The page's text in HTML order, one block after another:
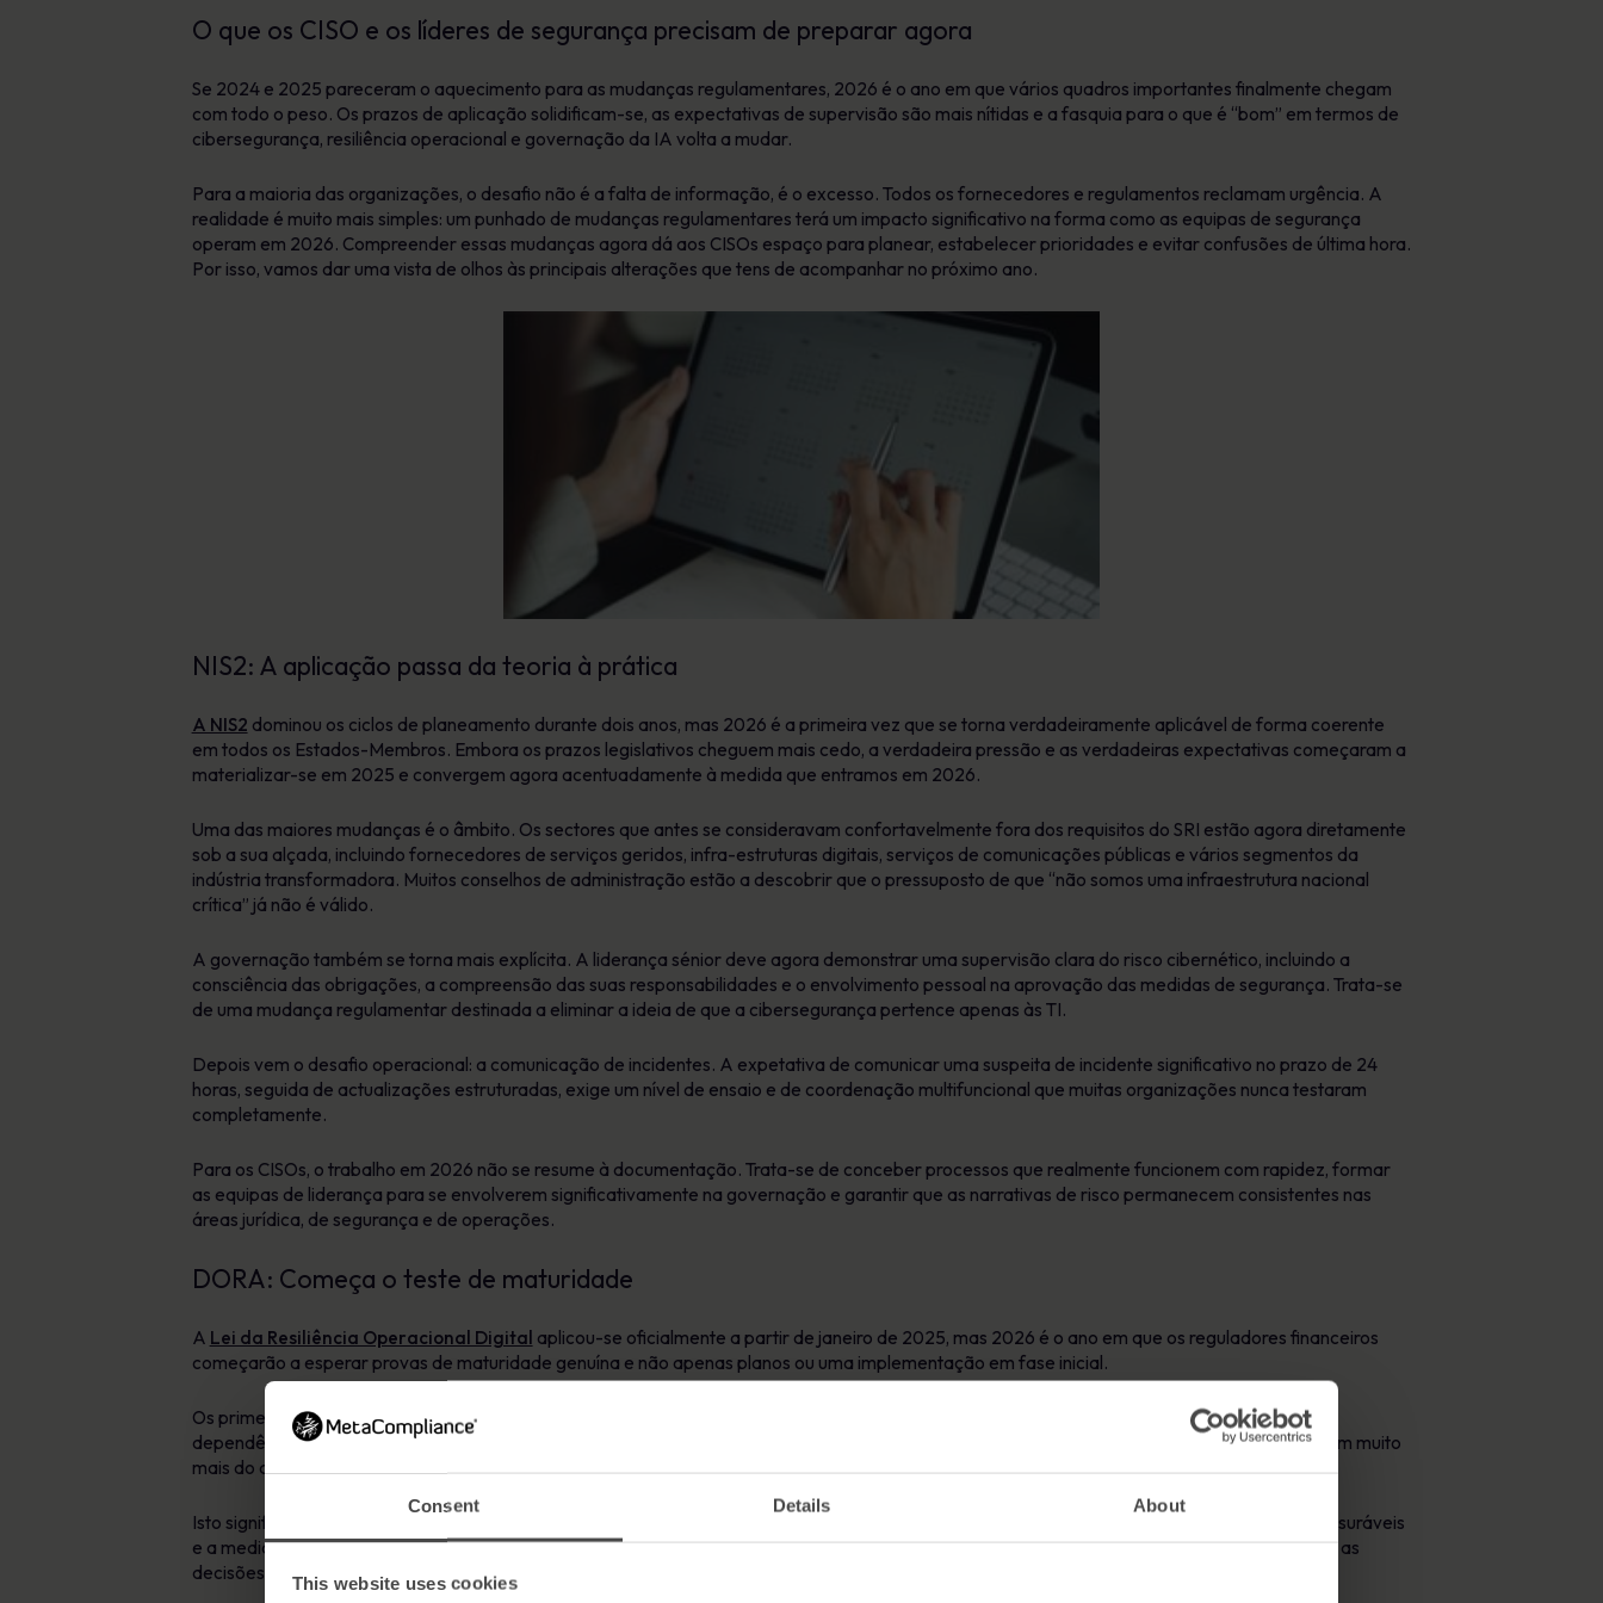
Consent Details About
This website uses cookies
O que os CISO e os líderes de segurança precisam de preparar agora
Se 2024 e 2025 pareceram o aquecimento para as mudanças regulamentares, 2026 é o ano em que vários quadros importantes finalmente chegam
com todo o peso. Os prazos de aplicação solidificam-se, as expectativas de supervisão são mais nítidas e a fasquia para o que é “bom” em termos de
cibersegurança, resiliência operacional e governação da IA volta a mudar.
Para a maioria das organizações, o desafio não é a falta de informação, é o excesso. Todos os fornecedores e regulamentos reclamam urgência. A
realidade é muito mais simples: um punhado de mudanças regulamentares terá um impacto significativo na forma como as equipas de segurança
operam em 2026. Compreender essas mudanças agora dá aos CISOs espaço para planear, estabelecer prioridades e evitar confusões de última hora.
Por isso, vamos dar uma vista de olhos às principais alterações que tens de acompanhar no próximo ano.
NIS2: A aplicação passa da teoria à prática
A NIS2 dominou os ciclos de planeamento durante dois anos, mas 2026 é a primeira vez que se torna verdadeiramente aplicável de forma coerente
em todos os Estados-Membros. Embora os prazos legislativos cheguem mais cedo, a verdadeira pressão e as verdadeiras expectativas começaram a
materializar-se em 2025 e convergem agora acentuadamente à medida que entramos em 2026.
Uma das maiores mudanças é o âmbito. Os sectores que antes se consideravam confortavelmente fora dos requisitos do SRI estão agora diretamente
sob a sua alçada, incluindo fornecedores de serviços geridos, infra-estruturas digitais, serviços de comunicações públicas e vários segmentos da
indústria transformadora. Muitos conselhos de administração estão a descobrir que o pressuposto de que “não somos uma infraestrutura nacional
crítica” já não é válido.
A governação também se torna mais explícita. A liderança sénior deve agora demonstrar uma supervisão clara do risco cibernético, incluindo a
consciência das obrigações, a compreensão das suas responsabilidades e o envolvimento pessoal na aprovação das medidas de segurança. Trata-se
de uma mudança regulamentar destinada a eliminar a ideia de que a cibersegurança pertence apenas às TI.
Depois vem o desafio operacional: a comunicação de incidentes. A expetativa de comunicar uma suspeita de incidente significativo no prazo de 24
horas, seguida de actualizações estruturadas, exige um nível de ensaio e de coordenação multifuncional que muitas organizações nunca testaram
completamente.
Para os CISOs, o trabalho em 2026 não se resume à documentação. Trata-se de conceber processos que realmente funcionem com rapidez, formar
as equipas de liderança para se envolverem significativamente na governação e garantir que as narrativas de risco permanecem consistentes nas
áreas jurídica, de segurança e de operações.
DORA: Começa o teste de maturidade
A Lei da Resiliência Operacional Digital aplicou-se oficialmente a partir de janeiro de 2025, mas 2026 é o ano em que os reguladores financeiros
começarão a esperar provas de maturidade genuína e não apenas planos ou uma implementação em fase inicial.
Os primeiros meses do DORA serão dominados por tarefas fundamentais: criação de estruturas de governação, mapeamento de activos e
dependências de TIC, formalização da classificação de incidentes e preparação de programas de teste. Mas em 2026, os reguladores esperam muito
mais do que estruturas. Querem provas de que as organizações incorporaram a resiliência operacional no ritmo das suas operações.
Isto significa que as avaliações de risco são documentos vivos e não exercícios anuais. Significa testes de cenários que conduzam a lições mensuráveis
e a medidas de correção demonstráveis. Significa uma supervisão contínua dos fornecedores terceiros, com uma compreensão clara de onde as
decisões humanas podem prejudicar a estabilidade operacional.